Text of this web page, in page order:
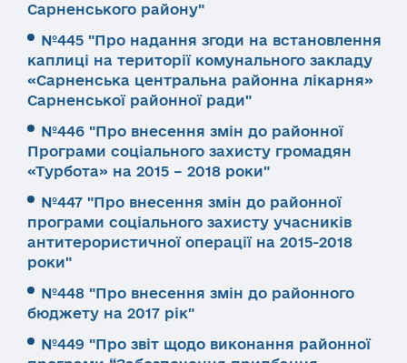
Сарненського району"
№445 "Про надання згоди на встановлення
каплиці на території комунального закладу
«Сарненська центральна районна лікарня»
Сарненської районної ради"
№446 "Про внесення змін до районної
Програми соціального захисту громадян
«Турбота» на 2015 – 2018 роки"
№447 "Про внесення змін до районної
програми соціального захисту учасників
антитерористичної операції на 2015-2018
роки"
№448 "Про внесення змін до районного
бюджету на 2017 рік"
№449 "Про звіт щодо виконання районної